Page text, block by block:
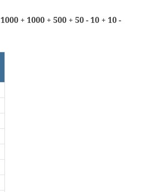
1000 + 1000 + 500 + 50 - 10 + 10 -